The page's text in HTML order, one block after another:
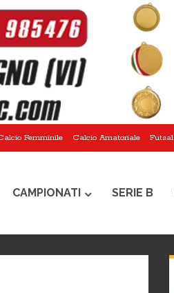
Femminile Calcio Amatoriale Futsal
CAMPIONATI SERIE B